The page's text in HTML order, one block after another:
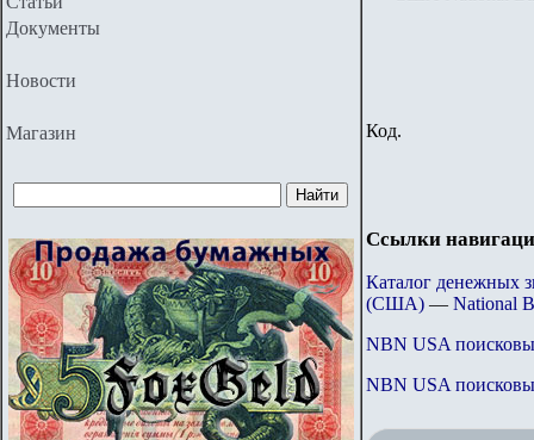
Документы
Новости
Магазин Код.
Ссылки
Каталог денежных
(США) — National
NBN USA
NBN USA